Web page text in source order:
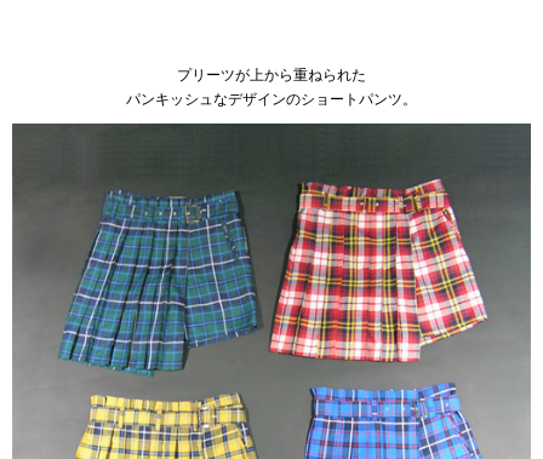
プリーツが上から重ねられた
パンキッシュなデザインのショートパンツ。